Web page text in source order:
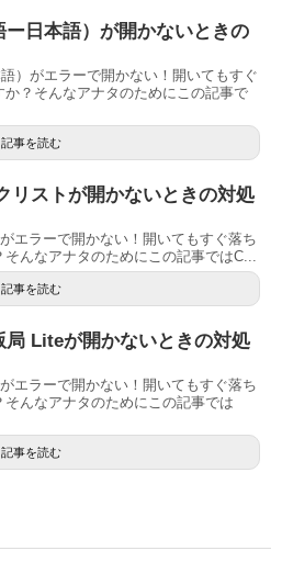
日本語）が開かないときの
）がエラーで開かない！開いてもすぐ
？そんなアナタのためにこの記事で
記事を読む
リストが開かないときの対処
エラーで開かない！開いてもすぐ落ち
んなアナタのためにこの記事ではC...
記事を読む
局 Liteが開かないときの対処
エラーで開かない！開いてもすぐ落ち
んなアナタのためにこの記事では
記事を読む